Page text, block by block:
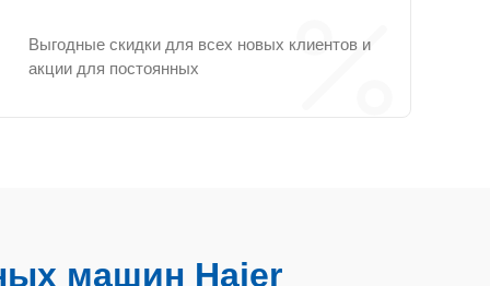
Выгодные скидки для всех новых клиентов и
акции для постоянных
машин Haier